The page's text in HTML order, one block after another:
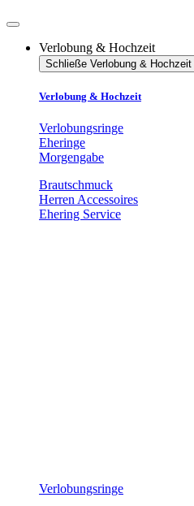
Verlobung & Hochzeit
Schließe Verlobung & Hochzeit
Verlobung & Hochzeit
Verlobungsringe
Eheringe
Morgengabe
Brautschmuck
Herren Accessoires
Ehering Service
Verlobungsringe